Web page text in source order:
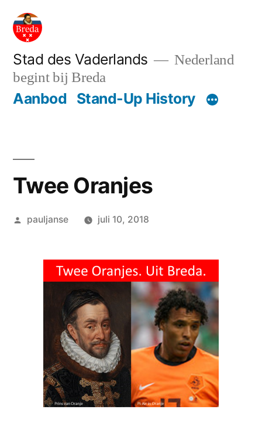
naar
inhoud
Stad des Vaderlands
Nederland
begint bij Breda
Aanbod Stand-Up History
Twee Oranjes
Geplaatst
pauljanse juli 10, 2018